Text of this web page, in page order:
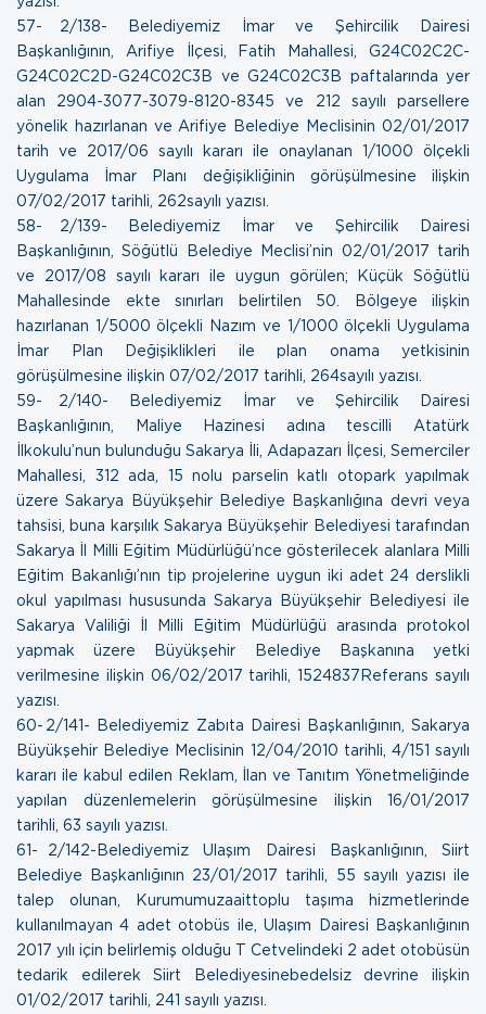
57- 2/138- Belediyemiz İmar ve Şehircilik Dairesi
Başkanlığının, Arifiye İlçesi, Fatih Mahallesi, G24C02C2C-
G24C02C2D-G24C02C3B ve G24C02C3B paftalarında yer
alan 2904-3077-3079-8120-8345 ve 212 sayılı parsellere
yönelik hazırlanan ve Arifiye Belediye Meclisinin 02/01/2017
tarih ve 2017/06 sayılı kararı ile onaylanan 1/1000 ölçekli
Uygulama İmar Planı değişikliğinin görüşülmesine ilişkin
07/02/2017 tarihli, 262sayılı yazısı.
58- 2/139- Belediyemiz İmar ve Şehircilik Dairesi
Başkanlığının, Söğütlü Belediye Meclisi’nin 02/01/2017 tarih
ve 2017/08 sayılı kararı ile uygun görülen; Küçük Söğütlü
Mahallesinde ekte sınırları belirtilen 50. Bölgeye ilişkin
hazırlanan 1/5000 ölçekli Nazım ve 1/1000 ölçekli Uygulama
İmar Plan Değişiklikleri ile plan onama yetkisinin
görüşülmesine ilişkin 07/02/2017 tarihli, 264sayılı yazısı.
59- 2/140- Belediyemiz İmar ve Şehircilik Dairesi
Başkanlığının, Maliye Hazinesi adına tescilli Atatürk
İlkokulu’nun bulunduğu Sakarya İli, Adapazarı İlçesi, Semerciler
Mahallesi, 312 ada, 15 nolu parselin katlı otopark yapılmak
üzere Sakarya Büyükşehir Belediye Başkanlığına devri veya
tahsisi, buna karşılık Sakarya Büyükşehir Belediyesi tarafından
Sakarya İl Milli Eğitim Müdürlüğü’nce gösterilecek alanlara Milli
Eğitim Bakanlığı’nın tip projelerine uygun iki adet 24 derslikli
okul yapılması hususunda Sakarya Büyükşehir Belediyesi ile
Sakarya Valiliği İl Milli Eğitim Müdürlüğü arasında protokol
yapmak üzere Büyükşehir Belediye Başkanına yetki
verilmesine ilişkin 06/02/2017 tarihli, 1524837Referans sayılı
yazısı.
60- 2/141- Belediyemiz Zabıta Dairesi Başkanlığının, Sakarya
Büyükşehir Belediye Meclisinin 12/04/2010 tarihli, 4/151 sayılı
kararı ile kabul edilen Reklam, İlan ve Tanıtım Yönetmeliğinde
yapılan düzenlemelerin görüşülmesine ilişkin 16/01/2017
tarihli, 63 sayılı yazısı.
61- 2/142-Belediyemiz Ulaşım Dairesi Başkanlığının, Siirt
Belediye Başkanlığının 23/01/2017 tarihli, 55 sayılı yazısı ile
talep olunan, Kurumumuzaaittoplu taşıma hizmetlerinde
kullanılmayan 4 adet otobüs ile, Ulaşım Dairesi Başkanlığının
2017 yılı için belirlemiş olduğu T Cetvelindeki 2 adet otobüsün
tedarik edilerek Siirt Belediyesinebedelsiz devrine ilişkin
01/02/2017 tarihli, 241 sayılı yazısı.